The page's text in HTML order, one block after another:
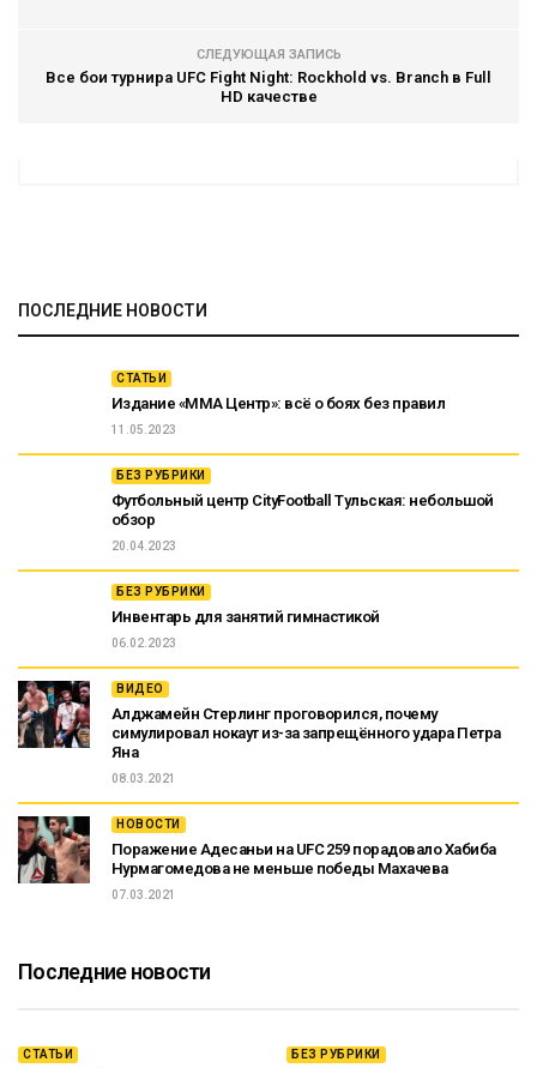
СЛЕДУЮЩАЯ ЗАПИСЬ
Все бои турнира UFC Fight Night: Rockhold vs. Branch в Full
HD качестве
ПОСЛЕДНИЕ НОВОСТИ
СТАТЬИ
Издание «ММА Центр»: всё о боях без правил
11.05.2023
БЕЗ РУБРИКИ
Футбольный центр CityFootball Тульская: небольшой
обзор
20.04.2023
БЕЗ РУБРИКИ
Инвентарь для занятий гимнастикой
06.02.2023
ВИДЕО
Алджамейн Стерлинг проговорился, почему
симулировал нокаут из-за запрещённого удара Петра
Яна
08.03.2021
НОВОСТИ
Поражение Адесаньи на UFC 259 порадовало Хабиба
Нурмагомедова не меньше победы Махачева
07.03.2021
Последние новости
СТАТЬИ БЕЗ РУБРИКИ